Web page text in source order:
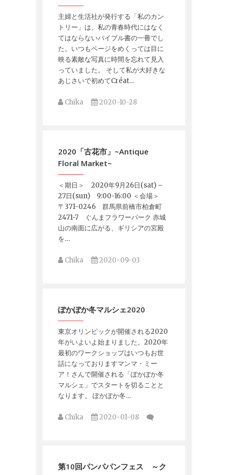
主婦と生活社が発行する「私のカン
トリー」は、私の青春時代にはなく
てはならないバイブル書の一冊でし
た。いつもページをめくっては目に
映る素敵な写真に時間を忘れて見入
っていました。 そして私が大好きな
あじさいで初めてCréat…
Chika 2020-10-28
2020「古花市」~Antique
Floral Market~
＜期日＞ 2020年9月26日(sat) –
27日(sun) 9:00-16:00 ＜会場＞
〒371-0246 群馬県前橋市柏倉町
2471-7 ぐんまフラワーパーク 赤城
山の南面に広がる、ギリシアの宮殿
を…
Chika 2020-09-03
ぽかぽか冬マルシェ2020
東京オリンピックが開催される2020
年がいよいよ始まりました。2020年
最初のワークショップはいつもお世
話になっておりますマンマ・ミー
ア！さんで開催される「ぽかぽか冬
マルシェ」でスタートを切ることと
なります。 ぽかぽか冬…
Chika 2020-01-08
第10回パンパパンフェス ～ク